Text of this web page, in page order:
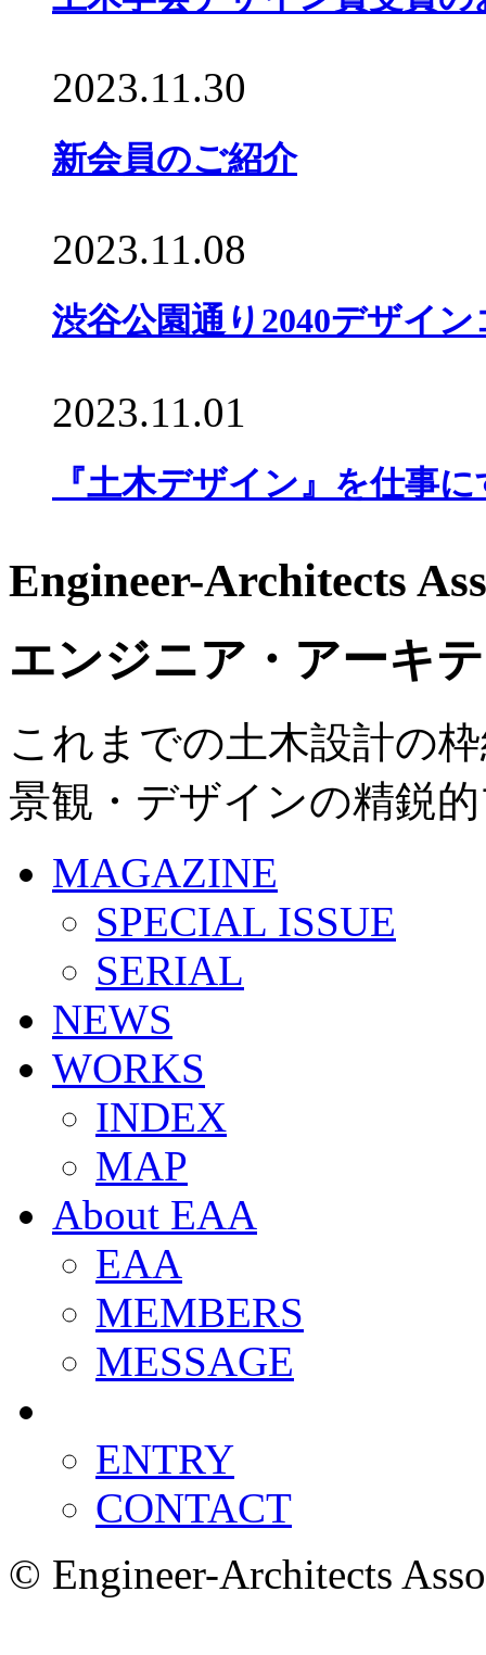
2023.11.30
新会員のご紹介
2023.11.08
渋谷公園通り2040デザイ
2023.11.01
『土木デザイン』を仕事
Engineer-Architects
エンジニア・アーキ
これまでの土木設計の
景観・デザインの精鋭
MAGAZINE
SPECIAL ISSUE
SERIAL
NEWS
WORKS
INDEX
MAP
About EAA
EAA
MEMBERS
MESSAGE
ENTRY
CONTACT
© Engineer-Architects